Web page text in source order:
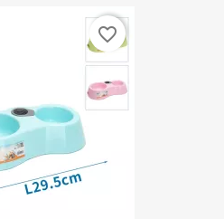
favorite_border